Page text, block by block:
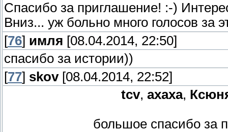
Спасибо за приглашение! :-)
Вниз... уж больно много голосов за
[76] имля [08.04.2014, 22:50]
спасибо за истории))
[77] skov[08.04.2014, 22:52]
tcv, ахаха,
большое спасибо за